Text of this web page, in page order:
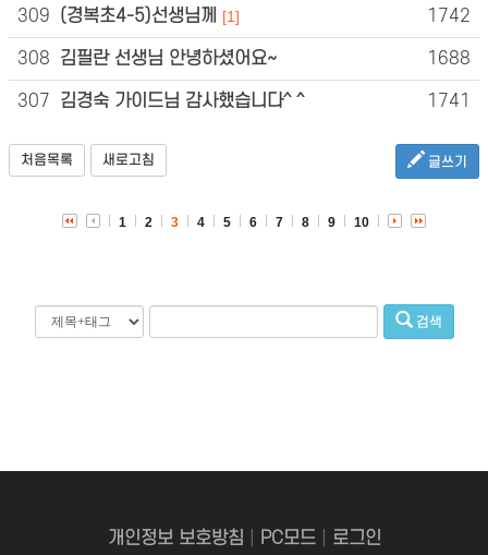
309 (경복초4-5)선생님께 [1] 1742
308 김필란 선생님 안녕하셨어요~ 1688
307 김경숙 가이드님 감사했습니다^ ^ 1741
처음목록 새로고침 글쓰기
1 2 3 4 5 6 7 8 9 10
검색
개인정보 보호방침 PC모드| 로그인